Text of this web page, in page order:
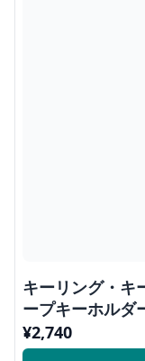
キーリング・キ
ープキーホルダ
¥2,740